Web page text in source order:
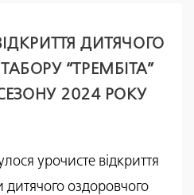
ДИТЯЧОГО
“ТРЕМБІТА”
2024 РОКУ
урочисте відкриття
дитячого оздоровчого